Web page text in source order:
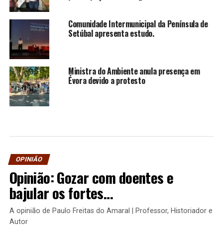
Comunidade Intermunicipal da Península de
Setúbal apresenta estudo.
Ministra do Ambiente anula presença em
Évora devido a protesto
OPINIÃO
Opinião: Gozar com doentes e
bajular os fortes…
A opinião de Paulo Freitas do Amaral | Professor, Historiador e
Autor